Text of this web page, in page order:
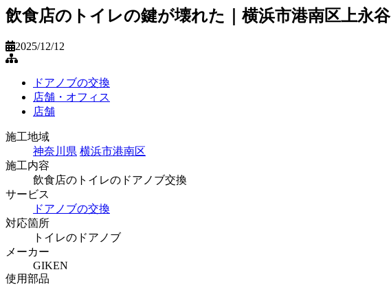
飲食店のトイレの鍵が壊れた｜横浜市港南区上永谷
2025/12/12
ドアノブの交換
店舗・オフィス
店舗
施工地域
神奈川県 横浜市港南区
施工内容
飲食店のトイレのドアノブ交換
サービス
ドアノブの交換
対応箇所
トイレのドアノブ
メーカー
GIKEN
使用部品